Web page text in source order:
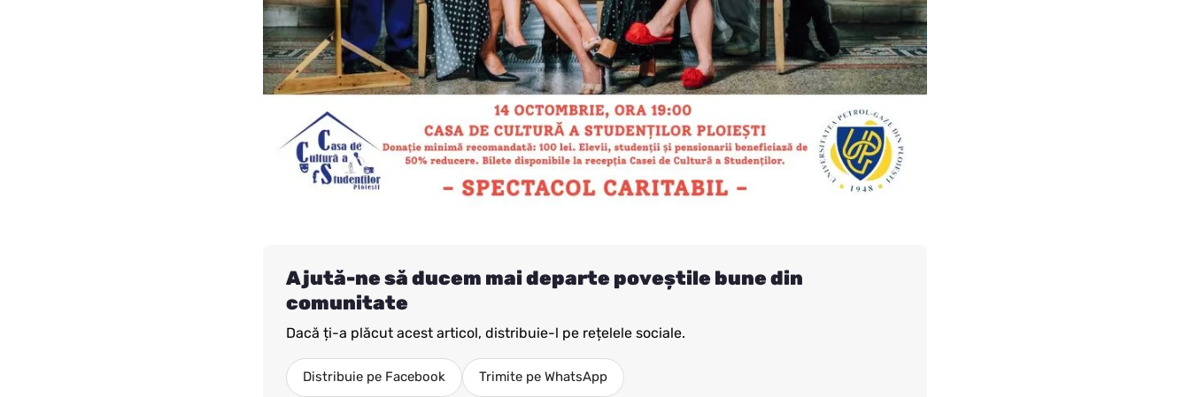
Ajută-ne să ducem mai departe poveștile bune din
comunitate
Dacă ți-a plăcut acest articol, distribuie-l pe rețelele sociale.
Distribuie pe Facebook Trimite pe WhatsApp